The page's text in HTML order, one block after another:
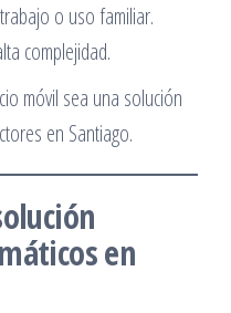
o uso familiar.
complejidad.
móvil sea una solución
en Santiago.
en